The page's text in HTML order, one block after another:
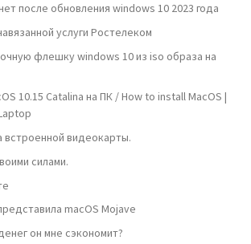
после обновления windows 10 2023 года
услуги Ростелеком
флешку windows 10 из iso образа на
10.15 Catalina на ПК / How to install MacOS |
видеокарты.
силами.
macOS Mojave
он мне сэкономит?